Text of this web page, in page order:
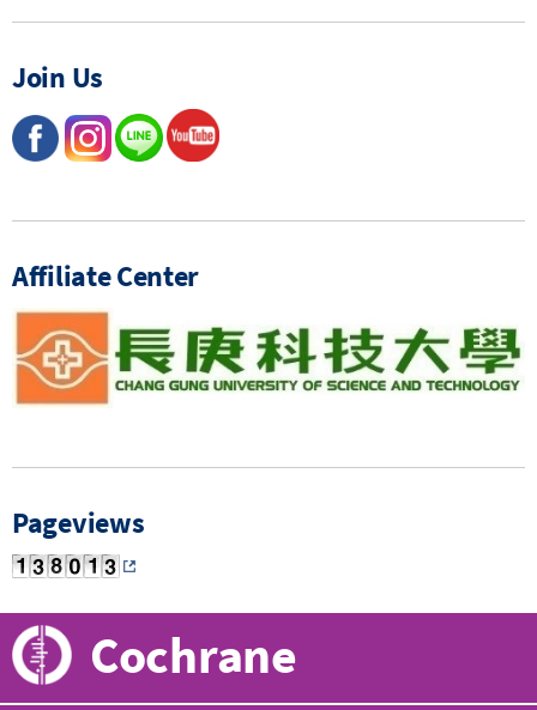
Join Us
Affiliate Center
Pageviews
Cochrane